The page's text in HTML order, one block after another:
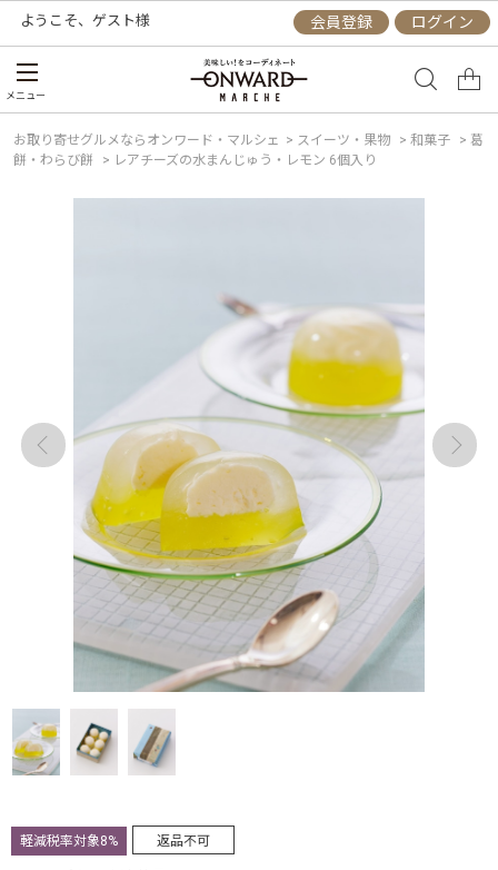
ようこそ、 ゲスト様 会員登録 ログイン
メニュー
お取り寄せグルメならオンワード・マルシェ > スイーツ・果物 > 和菓子 > 葛
餅・わらび餅
> レアチーズの水まんじゅう・レモン 6個入り
軽減税率対象8% 返品不可